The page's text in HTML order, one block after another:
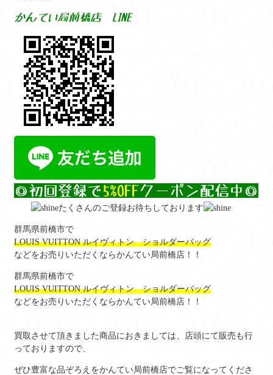
かんてい局前橋店 LINE
◎初回登録で 5%OFFクーポン配信中◎
たくさんのご登録お待ちしております
群馬県前橋市で
LOUIS VUITTON ルイヴィトン ショルダーバッグ
などをお売りいただくならかんてい局前橋店！！
群馬県前橋市で
LOUIS VUITTON ルイヴィトン ショルダーバッグ
などをお売りいただくならかんてい局前橋店！！
買取させて頂きました商品におきましては、店頭にて販売も行
っておりますので、
ぜひ豊富な品ぞろえをかんてい局前橋店でご覧になってくださ